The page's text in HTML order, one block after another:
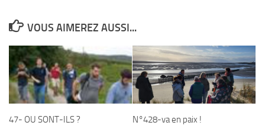
VOUS AIMEREZ AUSSI...
47- OU SONT-ILS ? N°428-va en paix !